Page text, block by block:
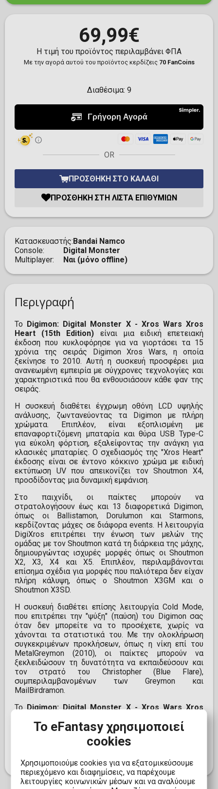
69,99€
Η τιμή του προϊόντος περιλαμβάνει ΦΠΑ
Με την αγορά αυτού του προϊόντος κερδίζεις 70 FanCoins
Διαθέσιμα: 9
OR
ΠΡΟΣΘΉΚΗ ΣΤΟ ΚΑΛΆΘΙ
ΠΡΟΣΘΉΚΗ ΣΤΗ ΛΊΣΤΑ ΕΠΙΘΥΜΙΏΝ
Κατασκευαστής Bandai Namco
Console
Digital Monster
Multiplayer
Ναι (μόνο offline)
Περιγραφή
Το
Digimon: Digital Monster X - Xros Wars Xros
Heart (15th Edition) είναι μια ειδική επετειακή
έκδοση που κυκλοφόρησε για να γιορτάσει τα 15
χρόνια της σειράς Digimon Xros Wars, η οποία
ξεκίνησε το 2010. Αυτή η συσκευή προσφέρει μια
ανανεωμένη εμπειρία με σύγχρονες τεχνολογίες και
χαρακτηριστικά που θα ενθουσιάσουν κάθε φαν της
σειράς.
Η συσκευή διαθέτει έγχρωμη οθόνη LCD υψηλής
ανάλυσης, ζωντανεύοντας τα Digimon με πλήρη
χρώματα. Επιπλέον, είναι εξοπλισμένη με
επαναφορτιζόμενη μπαταρία και θύρα USB Type-C
για εύκολη φόρτιση, εξαλείφοντας την ανάγκη για
κλασικές μπαταρίες. Ο σχεδιασμός της "Xros Heart"
έκδοσης είναι σε έντονο κόκκινο χρώμα με ειδική
εκτύπωση UV που απεικονίζει τον Shoutmon X4,
προσδίδοντας μια δυναμική εμφάνιση.
Στο παιχνίδι, οι παίκτες μπορούν να
στρατολογήσουν έως και 13 διαφορετικά Digimon,
όπως οι Ballistamon, Dorulumon και Starmons,
κερδίζοντας μάχες σε διάφορα events. Η λειτουργία
DigiXros επιτρέπει την ένωση των μελών της
ομάδας με τον Shoutmon κατά τη διάρκεια της μάχης,
δημιουργώντας ισχυρές μορφές όπως οι Shoutmon
X2, X3, X4 και X5. Επιπλέον, περιλαμβάνονται
επίσημα σχέδια για μορφές που παλιότερα δεν είχαν
πλήρη κάλυψη, όπως ο Shoutmon X3GM και ο
Shoutmon X3SD.
Η συσκευή διαθέτει επίσης λειτουργία Cold Mode,
που επιτρέπει την "ψύξη" (παύση) του Digimon σας
όταν δεν μπορείτε να το προσέχετε, χωρίς να
χάνονται τα στατιστικά του. Με την ολοκλήρωση
συγκεκριμένων προκλήσεων, όπως η νίκη επί του
MetalGreymon (2010), οι παίκτες μπορούν να
ξεκλειδώσουν τη δυνατότητα να εκπαιδεύσουν και
τον στρατό του Christopher (Blue Flare),
συμπεριλαμβανομένων των Greymon και
MailBirdramon.
ΤοDigimon: Digital Monster X - Xros Wars Xros
για κάθε συλλέκτη και φαν της σειράς,
προσφέροντας μια μοναδική εμπειρία που συνδυάζει
την κλασική διασκέδαση με τις σύγχρονες
Το eFantasy χρησιμοποιεί
cookies
Χρησιμοποιούμε cookies για να εξατομικεύσουμε
περιεχόμενο και διαφημίσεις, να παρέχουμε
λειτουργίες κοινωνικών μέσων και να αναλύουμε